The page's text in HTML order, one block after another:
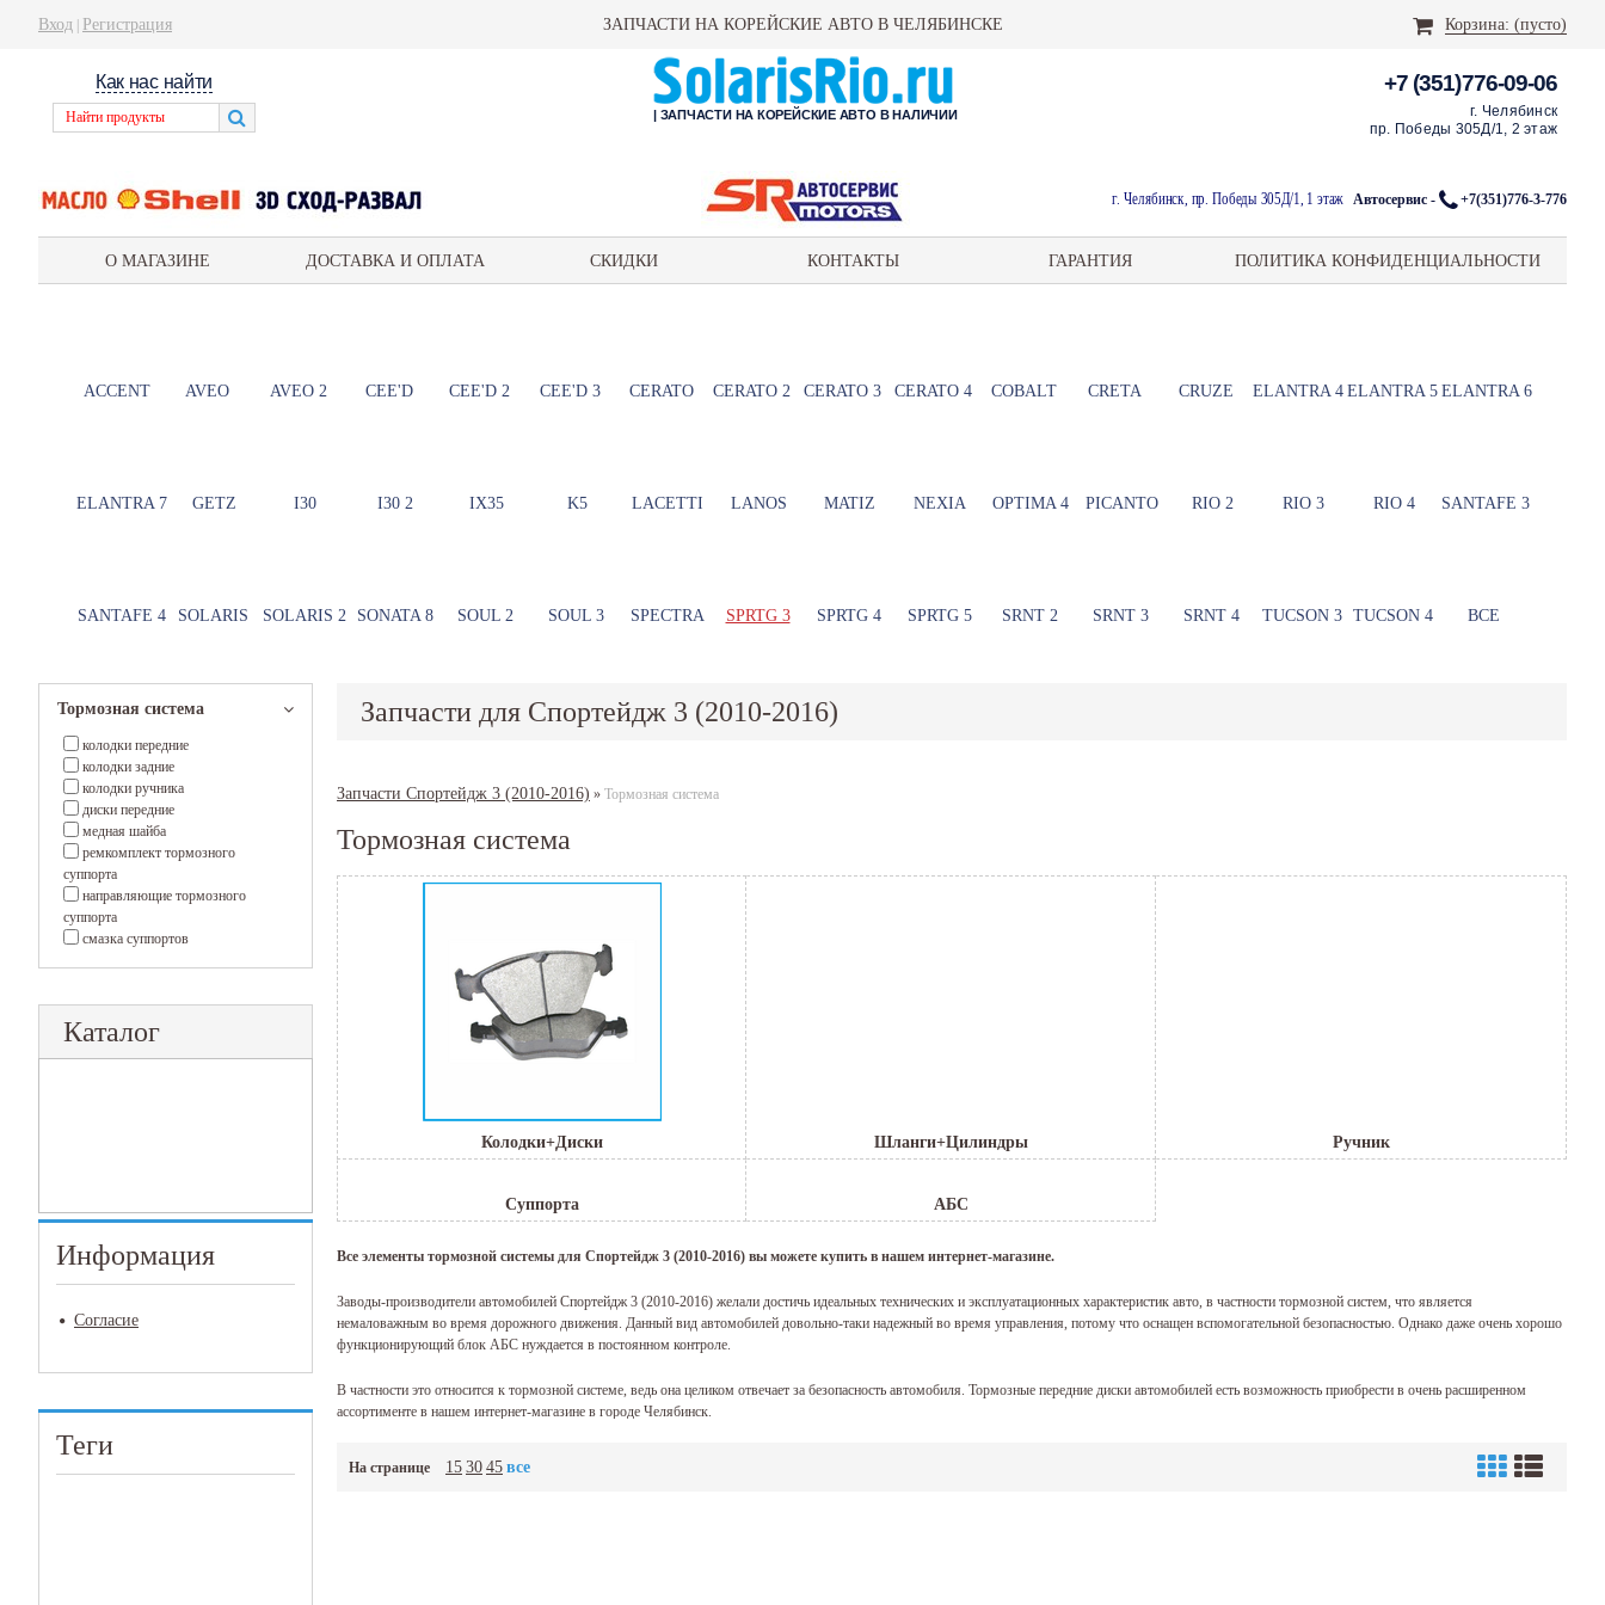
Вход Регистрация ЗАПЧАСТИ НА КОРЕЙСКИЕ АВТО В ЧЕЛЯБИНСКЕ Корзина: (пусто)
Как нас найти +7 (351)776-09-06
г. Челябинск
пр. Победы 305Д/1, 2 этаж
| ЗАПЧАСТИ НА КОРЕЙСКИЕ АВТО В НАЛИЧИИ
г. Челябинск, пр. Победы 305Д/1, 1 этаж Автосервис - +7(351)776-3-776
О МАГАЗИНЕ ДОСТАВКА И ОПЛАТА СКИДКИ КОНТАКТЫ ГАРАНТИЯ ПОЛИТИКА КОНФИДЕНЦИАЛЬНОСТИ
ACCENT AVEO AVEO 2 CEE'D CEE'D 2 CEE'D 3 CERATO CERATO 2 CERATO 3 CERATO 4 COBALT CRETA CRUZE ELANTRA 4ELANTRA 5ELANTRA 6
ELANTRA 7 GETZ I30 I30 2 IX35 K5 LACETTI LANOS MATIZ NEXIA OPTIMA 4 PICANTO RIO 2 RIO 3 RIO 4 SANTAFE 3
SANTAFE 4 SOLARIS SOLARIS 2 SONATA 8 SOUL 2 SOUL 3 SPECTRA SPRTG 3 SPRTG 4 SPRTG 5 SRNT 2 SRNT 3 SRNT 4 TUCSON 3 TUCSON 4 ВСЕ
Тормозная система
колодки передние
колодки задние
колодки ручника
диски передние
медная шайба
ремкомплект тормозного
суппорта
направляющие тормозного
суппорта
смазка суппортов
Каталог
Информация
Согласие
Теги
Запчасти для Спортейдж 3 (2010-2016)
Запчасти Спортейдж 3 (2010-2016) » Тормозная система
Тормозная система
Колодки+Диски Шланги+Цилиндры Ручник
Суппорта АБС
Все элементы тормозной системы для Спортейдж 3 (2010-2016) вы можете купить в нашем интернет-магазине.
Заводы-производители автомобилей Спортейдж 3 (2010-2016) желали достичь идеальных технических и эксплуатационных характеристик авто, в частности тормозной систем, что является
немаловажным во время дорожного движения. Данный вид автомобилей довольно-таки надежный во время управления, потому что оснащен вспомогательной безопасностью. Однако даже очень хорошо
функционирующий блок АБС нуждается в постоянном контроле.
В частности это относится к тормозной системе, ведь она целиком отвечает за безопасность автомобиля. Тормозные передние диски автомобилей есть возможность приобрести в очень расширенном
ассортименте в нашем интернет-магазине в городе Челябинск.
Причины поломок тормозных систем
На странице 153045все